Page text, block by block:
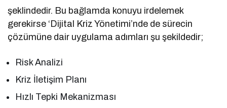
şeklindedir. Bu bağlamda konuyu irdelemek
gerekirse ‘Dijital Kriz Yönetimi’nde de sürecin
çözümüne dair uygulama adımları şu şekildedir;
Risk Analizi
Kriz İletişim Planı
Hızlı Tepki Mekanizması